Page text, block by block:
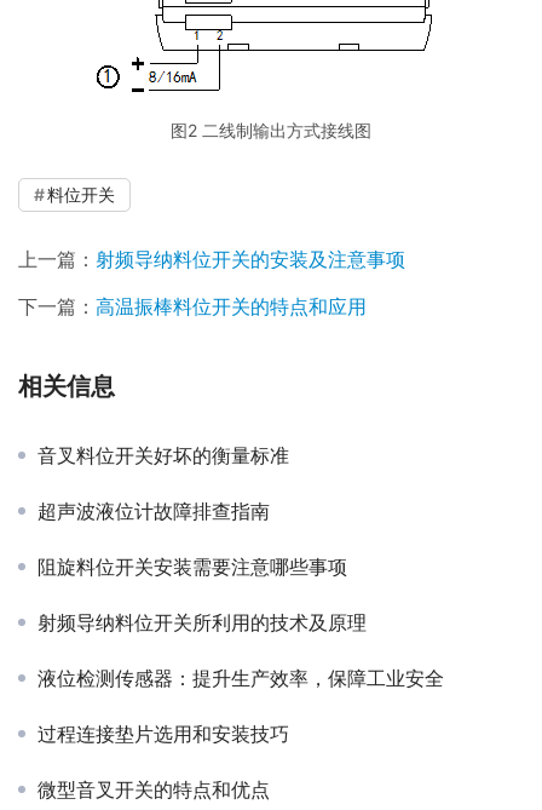
图2 二线制输出方式接线图
料位开关
上一篇： 射频导纳料位开关的安装及注意事项
下一篇： 高温振棒料位开关的特点和应用
相关信息
音叉料位开关好坏的衡量标准
超声波液位计故障排查指南
阻旋料位开关安装需要注意哪些事项
射频导纳料位开关所利用的技术及原理
液位检测传感器：提升生产效率，保障工业安全
过程连接垫片选用和安装技巧
微型音叉开关的特点和优点